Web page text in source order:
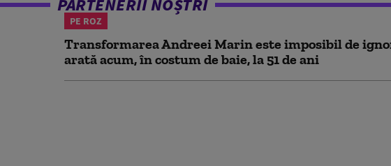
PARTENERII NOȘTRI
PE ROZ
Transformarea Andreei Marin este imposibil de
arată acum, în costum de baie, la 51 de ani